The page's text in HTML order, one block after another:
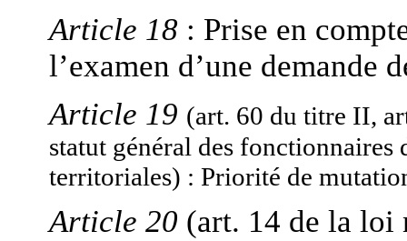
Article 18 : Prise en
l’examen d’une demande
Article 19 (art. 60 du titre II,
statut général des fonctionnaires
territoriales) : Priorité de
Article 20 (art. 14 de la loi